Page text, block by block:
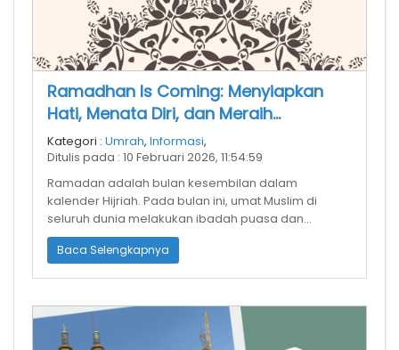
Ramadhan Is Coming: Menyiapkan
Hati, Menata Diri, dan Meraih
Kesempurnaan Ibadah
Kategori : Umrah, Informasi,
Ditulis pada : 10 Februari 2026, 11:54:59
Ramadan adalah bulan kesembilan dalam
kalender Hijriah. Pada bulan ini, umat Muslim di
seluruh dunia melakukan ibadah puasa dan
memperingati wahyu pertama yang turun kepada
Na
Baca Selengkapnya